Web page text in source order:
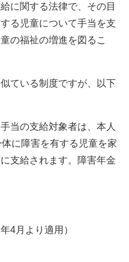
に関する法律で、その目
る児童について手当を支
の福祉の増進を図るこ
ている制度ですが、以下
の支給対象者は、本人
に障害を有する児童を家
支給されます。障害年金
4 月より適用）